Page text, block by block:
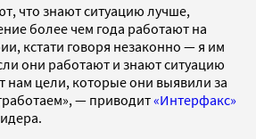
что знают ситуацию лучше,
более чем года работают на
кстати говоря незаконно — я им
они работают и знают ситуацию
нам цели, которые они выявили за
— приводит«Интерфакс»